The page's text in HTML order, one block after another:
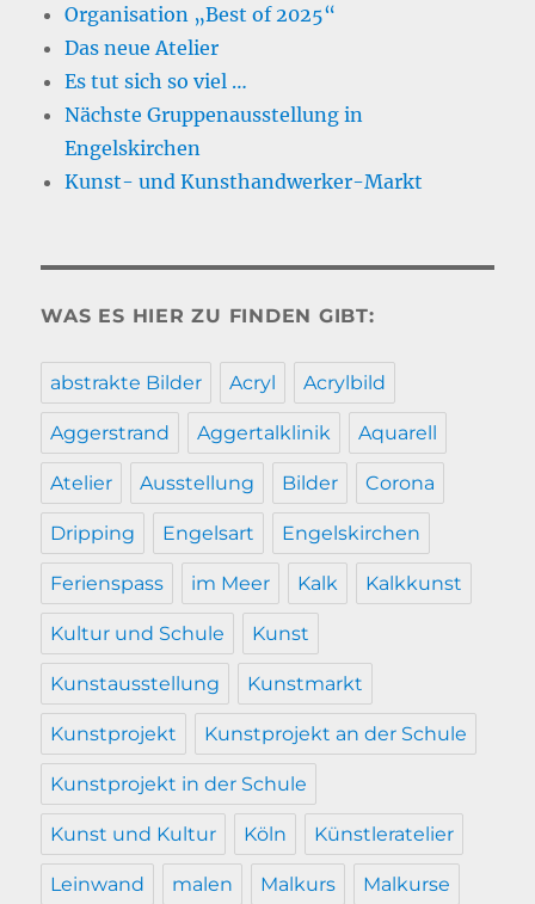
Organisation „Best of 2025“
Das neue Atelier
Es tut sich so viel …
Nächste Gruppenausstellung in
Engelskirchen
Kunst- und Kunsthandwerker-Markt
WAS ES HIER ZU FINDEN GIBT:
abstrakte Bilder Acryl Acrylbild
Aggerstrand Aggertalklinik Aquarell
Atelier Ausstellung Bilder Corona
Dripping Engelsart Engelskirchen
Ferienspass im Meer Kalk Kalkkunst
Kultur und Schule Kunst
Kunstausstellung Kunstmarkt
Kunstprojekt Kunstprojekt an der Schule
Kunstprojekt in der Schule
Kunst und Kultur Köln Künstleratelier
Leinwand malen Malkurs Malkurse